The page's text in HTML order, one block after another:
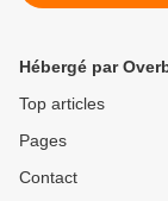
Hébergé par
Top articles
Pages
Contact